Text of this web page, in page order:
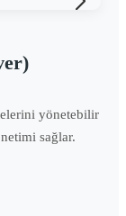
yönetebilir
sağlar.